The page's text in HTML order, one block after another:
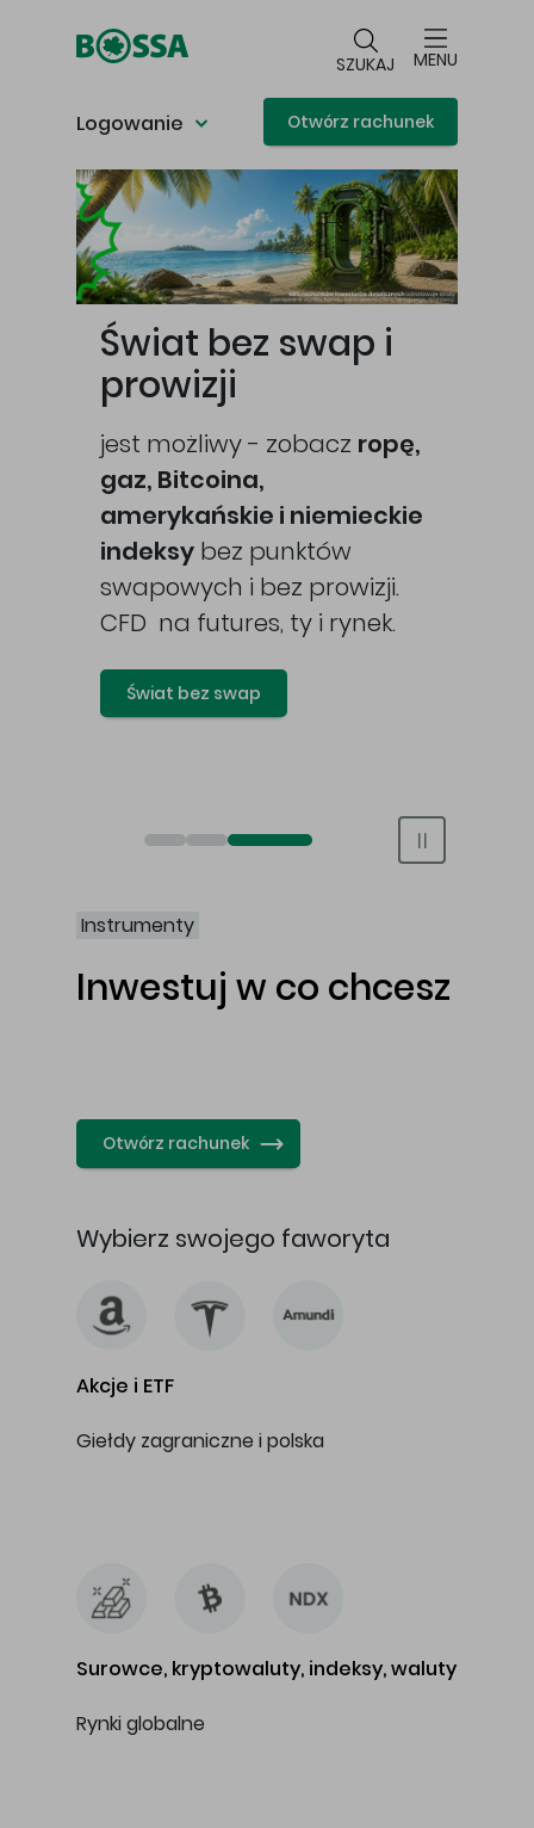
SZUKAJ MENU
Logowanie Otwórz rachunek
Główna treść
Świat bez swap i
prowizji
jest możliwy - zobacz ropę,
gaz, Bitcoina,
amerykańskie i niemieckie
indeksy bez punktów
swapowych i bez prowizji.
CFD na futures, ty i rynek.
Świat bez swap
Otwórz rachunek maklerski online
Otwórz konto IKE/IKZE
Świat bez swap i prowizji
Instrumenty
Inwestuj w co chcesz
Otwórz rachunek
Wybierz swojego faworyta
Akcje i ETF
Giełdy zagraniczne i polska
Surowce, kryptowaluty, indeksy, waluty
Rynki globalne